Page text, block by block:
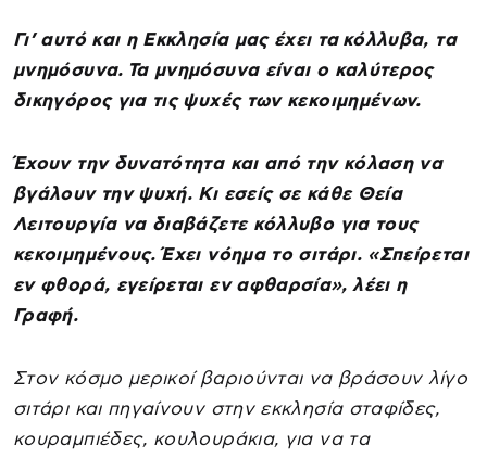
Γι’ αυτό και η Εκκλησία μας έχει τα κόλλυβα, τα
μνημόσυνα. Τα μνημόσυνα είναι ο καλύτερος
δικηγόρος για τις ψυχές των κεκοιμημένων.
Έχουν την δυνατότητα και από την κόλαση να
βγάλουν την ψυχή. Κι εσείς σε κάθε Θεία
Λειτουργία να διαβάζετε κόλλυβο για τους
κεκοιμημένους. Έχει νόημα το σιτάρι. «Σπείρεται
εν φθορά, εγείρεται εν αφθαρσία», λέει η
Γραφή.
Στον κόσμο μερικοί βαριούνται να βράσουν λίγο
σιτάρι και πηγαίνουν στην εκκλησία σταφίδες,
κουραμπιέδες, κουλουράκια, για να τα